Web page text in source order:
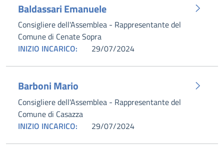
Baldassari Emanuele
Consigliere dell'Assemblea - Rappresentante del
Comune di Cenate Sopra
INIZIO INCARICO:
29/07/2024
Barboni Mario
Consigliere dell'Assemblea - Rappresentante del
Comune di Casazza
INIZIO INCARICO:
29/07/2024